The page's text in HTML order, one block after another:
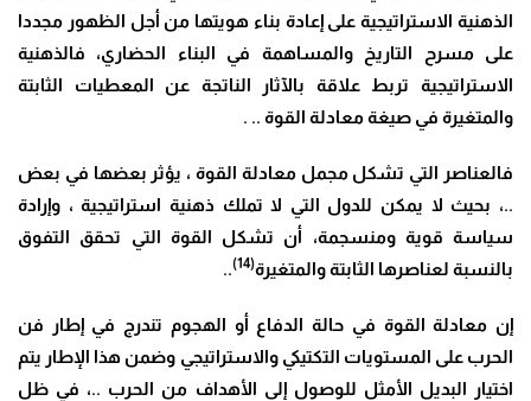
الذهنية الاستراتيجية على إعادة بناء هويتها من أجل الظهور مجددا
على مسرح التاريخ والمساهمة في البناء الحضاري، فالذهنية
الاستراتيجية تربط علاقة بالآثار الناتجة عن المعطيات الثابتة
والمتغيرة في صيغة معادلة القوة .. .
فالعناصر التي تشكل مجمل معادلة القوة ، يؤثر بعضها في بعض
..، بحيث لا يمكن للدول التي لا تملك ذهنية استراتيجية ، وإرادة
سياسة قوية ومنسجمة، أن تشكل القوة التي تحقق التفوق
بالنسبة لعناصرها الثابتة والمتغيرة(14)
..
إن معادلة القوة في حالة الدفاع أو الهجوم تندرج في إطار فن
الحرب على المستويات التكتيكي والاستراتيجي وضمن هذا الإطار يتم
اختيار البديل الأمثل للوصول إلى الأهداف من الحرب ..، في ظل